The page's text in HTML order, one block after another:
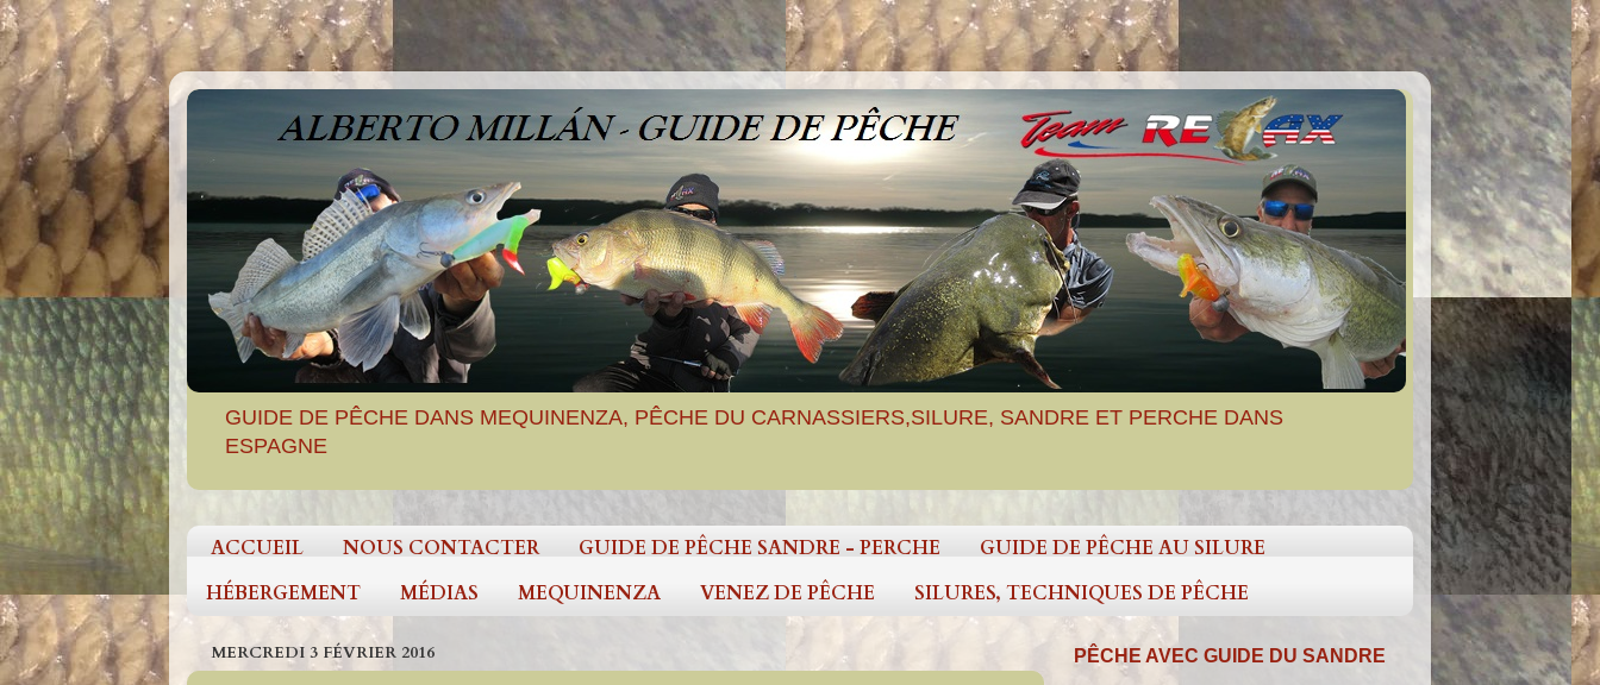
GUIDE DE PÊCHE DANS MEQUINENZA, PÊCHE DU CARNASSIERS,SILURE, SANDRE ET PERCHE DANS
ESPAGNE
ACCUEIL NOUS CONTACTER GUIDE DE PÊCHE SANDRE - PERCHE
GUIDE DE PÊCHE AU SILURE
HÉBERGEMENT
MÉDIAS MEQUINENZA VENEZ DE PÊCHE SILURES, TECHNIQUES DE PÊCHE
MERCREDI 3 FÉVRIER 2016 PÊCHE AVEC GUIDE DU SANDRE